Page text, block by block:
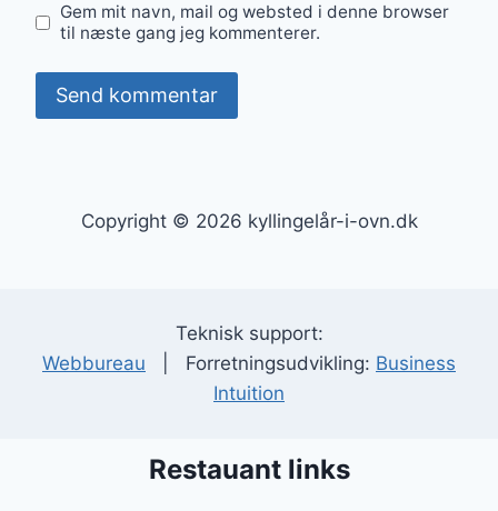
Gem mit navn, mail og websted i denne browser
til næste gang jeg kommenterer.
Copyright © 2026 kyllingelår-i-ovn.dk
Teknisk support:
Webbureau | Forretningsudvikling: Business
Intuition
Restauant links